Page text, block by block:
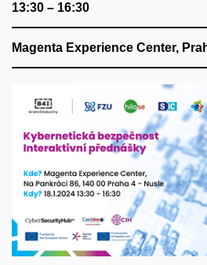
13:30 – 16:30
Magenta Experience Center,